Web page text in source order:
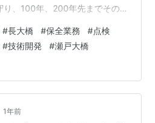
、100年、200年先までその機
グループの中核を担う、本四
式会社です。今回は、日本の
決算公告を読み解き、その社
率55%を超える鉄壁の経営基
算ハイライト（第40期）資産合
#長大橋 #保全業務 #点検
#技術開発 #瀬戸大橋
1年前